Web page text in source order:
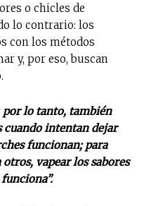
o chicles de
lo contrario: los
con los métodos
y, por eso, buscan
por lo tanto, también
cuando intentan dejar
funcionan; para
vapear los sabores